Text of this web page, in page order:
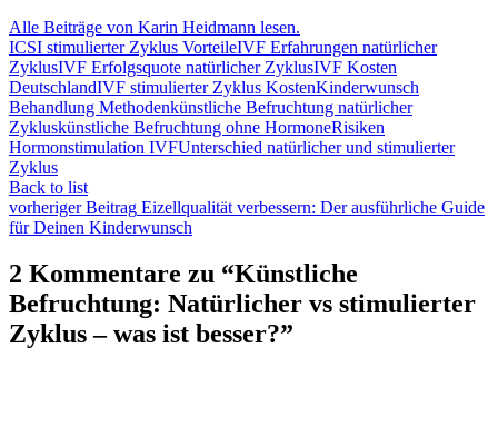
Alle Beiträge von Karin Heidmann lesen.
ICSI stimulierter Zyklus VorteileIVF Erfahrungen natürlicher
ZyklusIVF Erfolgsquote natürlicher ZyklusIVF Kosten
DeutschlandIVF stimulierter Zyklus KostenKinderwunsch
Behandlung Methodenkünstliche Befruchtung natürlicher
Zykluskünstliche Befruchtung ohne HormoneRisiken
Hormonstimulation IVFUnterschied natürlicher und stimulierter
Zyklus
Back to list
vorheriger Beitrag Eizellqualität verbessern: Der ausführliche Guide
für Deinen Kinderwunsch
2 Kommentare zu “Künstliche
Befruchtung: Natürlicher vs stimulierter
Zyklus – was ist besser?”